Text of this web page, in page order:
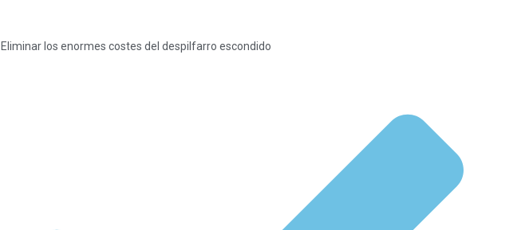
Eliminar los enormes costes del despilfarro escondido